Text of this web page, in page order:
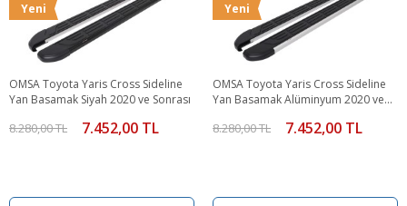
Yeni
OMSA Toyota Yaris Cross Sideline
Yan Basamak Siyah 2020 ve Sonrası
8.280,00 TL 7.452,00 TL
Yeni
OMSA Toyota Yaris Cross Sideline
Yan Basamak Alüminyum 2020 ve
8.280,00 TL 7.452,00 TL